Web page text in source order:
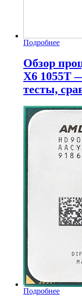
Подробнее
Обзор
X6 1055T
тесты,
Подробнее